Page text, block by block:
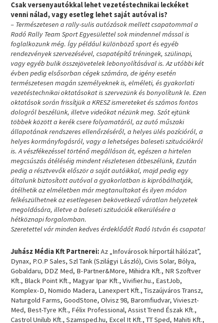
Csak versenyautókkal lehet vezetéstechnikai leckéket
venni nálad, vagy esetleg lehet saját autóval is?
– Természetesen a rally-sulis autózások mellett csapatommal a
Radó Rally Team Sport Egyesülettel sok mindennel mással is
foglalkozunk még. Így például különböző sport és egyéb
rendezvények szervezésével, csapatépítő tréningek, szülinapi,
vagy egyéb bulik összejövetelek lebonyolításával is. Az utóbbi két
évben pedig elsősorban cégek számára, de igény esetén
természetesen magán személyeknek is, elméleti, és gyakorlati
vezetéstechnikai oktatásokat is szervezünk és bonyolítunk le. Ezen
oktatások során frissítjük a KRESZ ismereteket és számos fontos
dologról beszélünk, illetve videókat nézünk meg. Szót ejtünk
többek között a kerék csere folyamatáról, az autó műszaki
állapotának rendszeres ellenőrzéséről, a helyes ülés pozícióról, a
helyes kormányfogásról, vagy a lehetséges baleseti szituációkról
is. A vészfékezéssel történő megálláson át, egészen a hirtelen
megcsúszás átéléséig mindent részletesen átbeszélünk, Ezután
pedig a résztvevők először a saját autóikkal, majd pedig egy
általunk biztosított autóval a gyakorlatban is kipróbálhatják,
átélhetik az elméletben már megtanultakat és ilyen módon
felkészülhetnek az esetlegesen bekövetkező váratlan helyzetek
megoldására, illetve a baleseti szituációk elkerülésére a
hétköznapi forgalomban.
Szeretettel vár minden kedves érdeklődőt Radó István és csapata!
Juhász Média Kft Partnerei:Az „Infovárosok hírportál hálózat”,
Dynax, P.O.P Sales, Szl Tank (Szilágyi László), Civis Solar, Bólya,
Gobaldaru, DDZ Med, B-Partner&More, Mihidra Kft., NR Szoftver
Kft., Black Point Kft., Magyar Ipar Kft., Vivifier.hu., EastJob,
Komplex-D, Nomido Madera, Lanexpert Kft., Tiszaújváros Transz,
Naturgold Farms, GoodStone, Olvisz 98, Baromfiudvar, Vivieszt-
Med, Best-Tyre Kft., Félix Professional, Assist Trend Észak Kft.,
Castrol Unilub Kft., Szamsped.hu, Excel It Kft., TT Sped, Mahiti Kft.,